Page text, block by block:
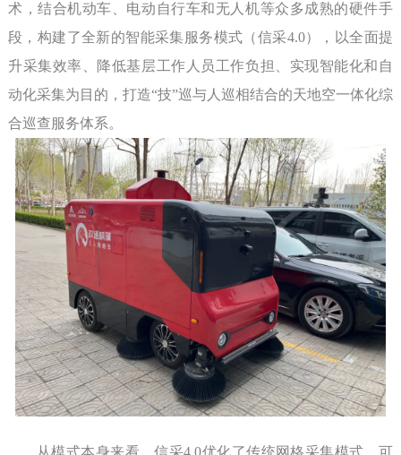
术，结合机动车、电动自行车和无人机等众多成熟的硬件手
段，构建了全新的智能采集服务模式（信采4.0），以全面提
升采集效率、降低基层工作人员工作负担、实现智能化和自
动化采集为目的，打造“技”巡与人巡相结合的天地空一体化综
合巡查服务体系。
从模式本身来看，信采4.0优化了传统网格采集模式，可